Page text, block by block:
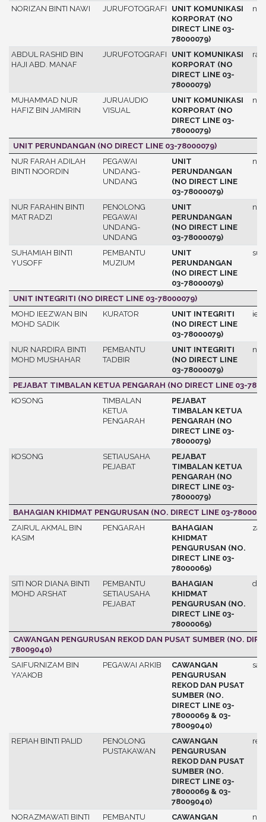
NORIZAN BINTI NAWI JURUFOTOGRAFI
UNIT KOMUNIKASI
KORPORAT (NO
DIRECT LINE 03-
78000079)
ABDUL RASHID BIN
HAJI ABD. MANAF
JURUFOTOGRAFI
UNIT KOMUNIKASI
KORPORAT (NO
DIRECT LINE 03-
78000079)
MUHAMMAD NUR
HAFIZ BIN JAMIRIN
JURUAUDIO
VISUAL
UNIT KOMUNIKASI
KORPORAT (NO
DIRECT LINE 03-
78000079)
UNIT PERUNDANGAN (NO DIRECT LINE 03-78000079)
NUR FARAH ADILAH
BINTI NOORDIN
PEGAWAI
UNDANG-
UNDANG
UNIT
PERUNDANGAN
(NO DIRECT LINE
03-78000079)
NUR FARAHIN BINTI
MAT RADZI
PENOLONG
PEGAWAI
UNDANG-
UNDANG
UNIT
PERUNDANGAN
(NO DIRECT LINE
03-78000079)
SUHAMIAH BINTI
YUSOFF
PEMBANTU
MUZIUM
UNIT
PERUNDANGAN
(NO DIRECT LINE
03-78000079)
UNIT INTEGRITI (NO DIRECT LINE 03-78000079)
MOHD IEEZWAN BIN
MOHD SADIK
KURATOR
UNIT INTEGRITI
(NO DIRECT LINE
03-78000079)
NUR NARDIRA BINTI
MOHD MUSHAHAR
PEMBANTU
TADBIR
UNIT INTEGRITI
(NO DIRECT LINE
03-78000079)
PEJABAT TIMBALAN KETUA PENGARAH (NO DIRECT LINE 03-
KOSONG
TIMBALAN
KETUA
PENGARAH
PEJABAT
TIMBALAN KETUA
PENGARAH (NO
DIRECT LINE 03-
78000079)
KOSONG
SETIAUSAHA
PEJABAT
PEJABAT
TIMBALAN KETUA
PENGARAH (NO
DIRECT LINE 03-
78000079)
BAHAGIAN KHIDMAT PENGURUSAN (NO. DIRECT LINE 03-
ZAIRUL AKMAL BIN
KASIM
PENGARAH
BAHAGIAN
KHIDMAT
PENGURUSAN (NO.
DIRECT LINE 03-
78000069)
SITI NOR DIANA BINTI
MOHD ARSHAT
PEMBANTU
SETIAUSAHA
PEJABAT
BAHAGIAN
KHIDMAT
PENGURUSAN (NO.
DIRECT LINE 03-
78000069)
CAWANGAN PENGURUSAN REKOD DAN PUSAT SUMBER (NO.
78009040)
SAIFURNIZAM BIN
YA'AKOB
PEGAWAI ARKIB
CAWANGAN
PENGURUSAN
REKOD DAN PUSAT
SUMBER (NO.
DIRECT LINE 03-
78000069 & 03-
78009040)
REPIAH BINTI PALID
PENOLONG
PUSTAKAWAN
CAWANGAN
PENGURUSAN
REKOD DAN PUSAT
SUMBER (NO.
DIRECT LINE 03-
78000069 & 03-
78009040)
NORAZMAWATI BINTI
PEMBANTU
CAWANGAN